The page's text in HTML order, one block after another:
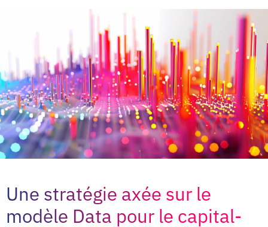
Une stratégie axée sur le
modèle Data pour le capital-